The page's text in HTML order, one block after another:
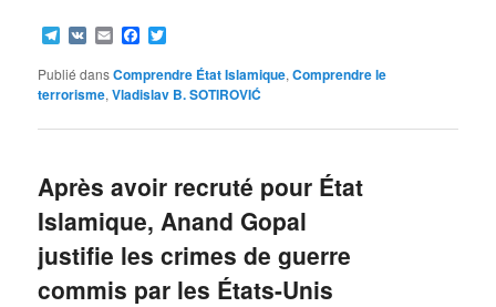
Telegram
VK EmailFacebook
Publié dansComprendre État Islamique,Comprendre le
terrorisme,Vladislav B. SOTIROVIĆ
Après avoir recruté pour État
Islamique, Anand Gopal
justifie les crimes de guerre
commis par les États-Unis